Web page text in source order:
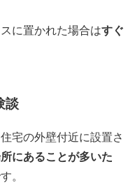
に置かれた場合はすぐ
談
宅の外壁付近に設置さ
にあることが多いた
。